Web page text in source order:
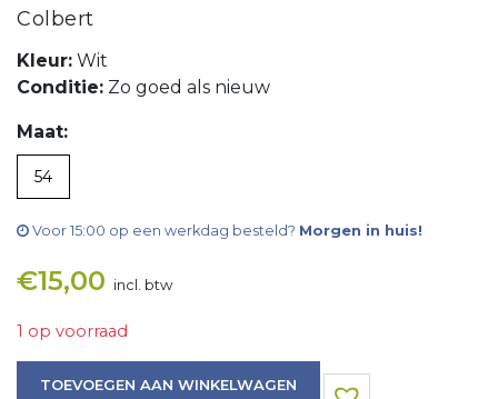
Colbert
Kleur: Wit
Conditie: Zo goed als nieuw
Maat:
54
Voor 15:00 op een werkdag besteld? Morgen in huis!
€15,00 incl. btw
1 op voorraad
TOEVOEGEN AAN WINKELWAGEN